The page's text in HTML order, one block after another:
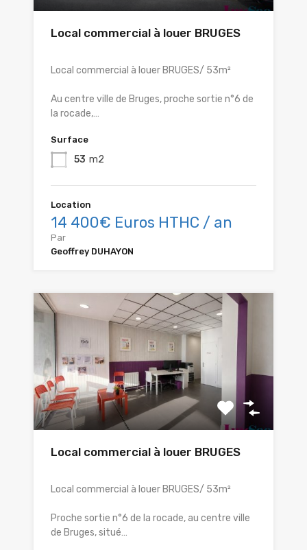
Local commercial à louer BRUGES
Local commercial à louer BRUGES/ 53m²
Au centre ville de Bruges, proche sortie n°6 de
la rocade,…
Surface
53 m2
Location
14 400€ Euros HTHC / an
Par
Geoffrey DUHAYON
Local commercial à louer BRUGES
Local commercial à louer BRUGES/ 53m²
Proche sortie n°6 de la rocade, au centre ville
de Bruges, situé…